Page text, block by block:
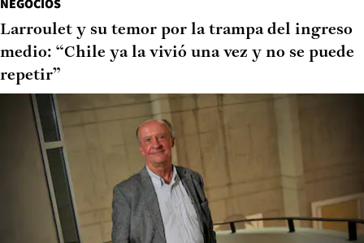
NEGOCIOS
Larroulet y su temor por la trampa del ingreso
medio: “Chile ya la vivió una vez y no se puede
repetir”